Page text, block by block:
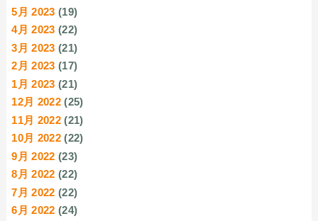
5月 2023 (19)
4月 2023 (22)
3月 2023 (21)
2月 2023 (17)
1月 2023 (21)
12月 2022 (25)
11月 2022 (21)
10月 2022 (22)
9月 2022 (23)
8月 2022 (22)
7月 2022 (22)
6月 2022 (24)